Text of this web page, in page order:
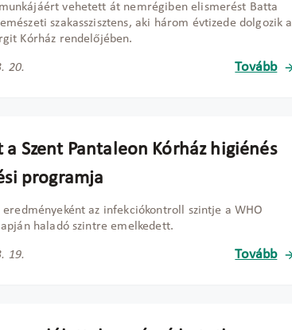
vehetett át nemrégiben elismerést Batta
szakasszisztens, aki három évtizede dolgozik a
Kórház rendelőjében.
20. Tovább
a Szent Pantaleon Kórház higiénés
programja
eredményeként az infekciókontroll szintje a WHO
haladó szintre emelkedett.
19. Tovább